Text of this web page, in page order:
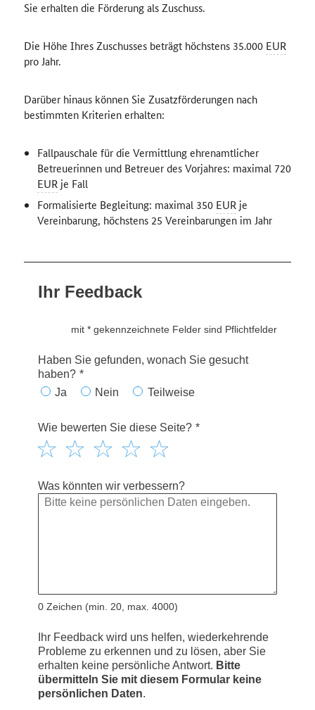
Sie erhalten die Förderung als Zuschuss.
Die Höhe Ihres Zuschusses beträgt höchstens 35.000 EUR
pro Jahr.
Darüber hinaus können Sie Zusatzförderungen nach
bestimmten Kriterien erhalten:
Fallpauschale für die Vermittlung ehrenamtlicher
Betreuerinnen und Betreuer des Vorjahres: maximal 720
EURje Fall
Formalisierte Begleitung: maximal 350 EURje
Vereinbarung, höchstens 25 Vereinbarungen im Jahr